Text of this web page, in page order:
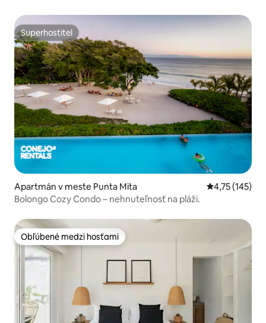
Superhostiteľ
Superhostiteľ
Apartmán v meste Punta Mita Priemerné
4,75 (145)
Bolongo Cozy Condo – nehnuteľnosť na pláži.
Obľúbené medzi hosťami
Obľúbené medzi hosťami